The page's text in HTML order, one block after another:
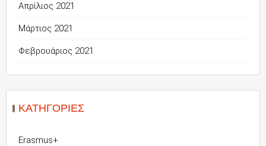
Απρίλιος 2021
Μάρτιος 2021
Φεβρουάριος 2021
KΑΤΗΓΟΡΊΕΣ
Erasmus+